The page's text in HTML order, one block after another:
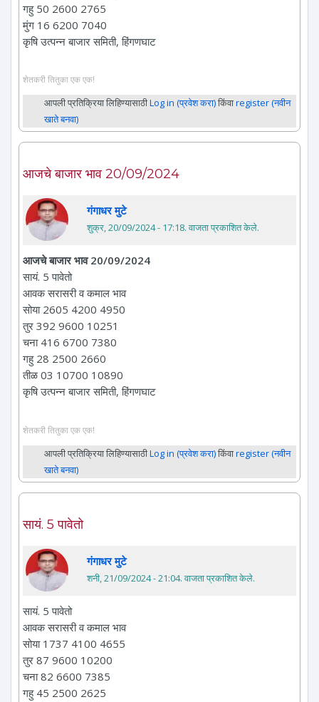
गहु 50 2600 2765
मुंग 16 6200 7040
कृषि उत्पन्न बाजार समिती, हिंगणघाट
शेतकरी तितुका एक एक!
आपली प्रतिक्रिया लिहिण्यासाठीLog in (प्रवेश करा)किंवाregister (नवीन
खाते बनवा)
आजचे बाजार भाव 20/09/2024
गंगाधर मुटे
शुक्र, 20/09/2024 - 17:18. वाजता प्रकाशित केले.
आजचे बाजार भाव 20/09/2024
सायं. 5 पावेतो
आवक सरासरी व कमाल भाव
सोया 2605 4200 4950
तुर 392 9600 10251
चना 416 6700 7380
गहु 28 2500 2660
तीळ 03 10700 10890
कृषि उत्पन्न बाजार समिती, हिंगणघाट
शेतकरी तितुका एक एक!
आपली प्रतिक्रिया लिहिण्यासाठीLog in (प्रवेश करा)किंवाregister (नवीन
खाते बनवा)
सायं. 5 पावेतो
गंगाधर मुटे
शनी, 21/09/2024 - 21:04. वाजता प्रकाशित केले.
सायं. 5 पावेतो
आवक सरासरी व कमाल भाव
सोया 1737 4100 4655
तुर 87 9600 10200
चना 82 6600 7385
गहु 45 2500 2625